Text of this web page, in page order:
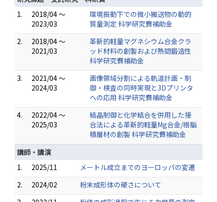
1.
2018/04 ～
2023/03
環境振動下での微小搬送物の動的
質量測定 科学研究費補助金
2.
2018/04 ～
2021/03
革新的軽量マグネシウム合金クラ
ッド材料の創製および熱間鍛造性
科学研究費補助金
3.
2021/04 ～
2024/03
画像領域分割による軌道計画・制
御・検査の同時実現と3Dプリンタ
への応用 科学研究費補助金
4.
2022/04 ～
2025/03
結晶制御と化学結合を併用した接
合法による革新的軽量Mg合金/樹脂
積層材の創製 科学研究費補助金
講師・講演
1.
2025/11
メートル成立までのヨーロッパの変遷
2.
2024/02
粉末成形体の硬さについて